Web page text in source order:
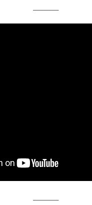
———
———